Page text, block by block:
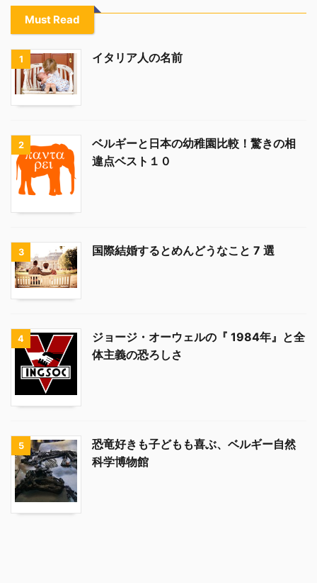
Must Read
1 イタリア人の名前
2
ベルギーと日本の幼稚園比較！驚きの相
違点ベスト１０
3 国際結婚するとめんどうなこと 7 選
4
ジョージ・オーウェルの『 1984年』と全
体主義の恐ろしさ
5
恐竜好きも子どもも喜ぶ、ベルギー自然
科学博物館